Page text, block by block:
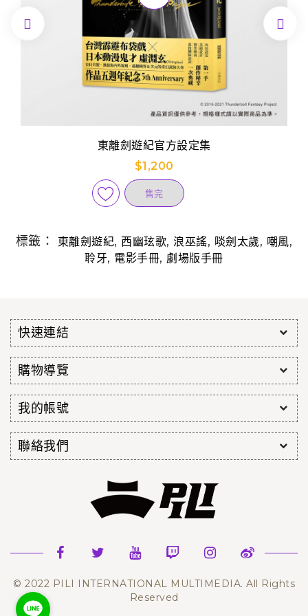
東離劍遊紀官方設定集
$1,200
售完
 
標籤： 東離劍遊紀, 西幽玹歌, 浪巫謠, 啖劍太歲, 嘲風,
聆牙, 電影手冊, 劇場版手冊
快速連結
購物導覽
我的帳號
聯絡我們
© 2022 PILI INTERNATIONAL MULTIMEDIA. All Rights
Reserved